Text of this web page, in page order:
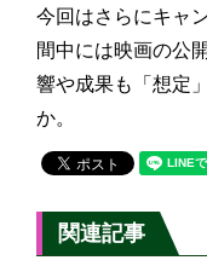
今回はさらにキャ
間中には映画の公
響や成果も「想定
か。
関連記事